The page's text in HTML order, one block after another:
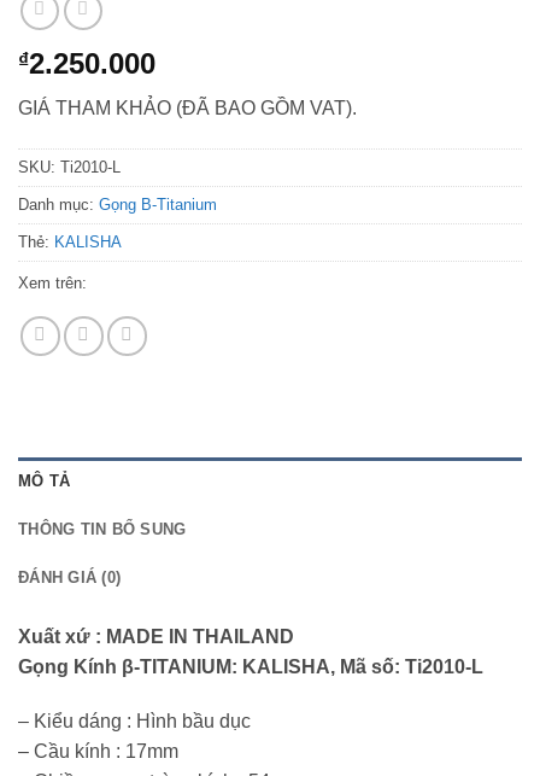
₫2.250.000
GIÁ THAM KHẢO (ĐÃ BAO GỒM VAT).
SKU: Ti2010-L
Danh mục: Gọng B-Titanium
Thẻ: KALISHA
Xem trên:
MÔ TẢ
THÔNG TIN BỔ SUNG
ĐÁNH GIÁ (0)
Xuất xứ : MADE IN THAILAND
Gọng Kính β-TITANIUM: KALISHA, Mã số: Ti2010-L
– Kiểu dáng : Hình bầu dục
– Cầu kính : 17mm